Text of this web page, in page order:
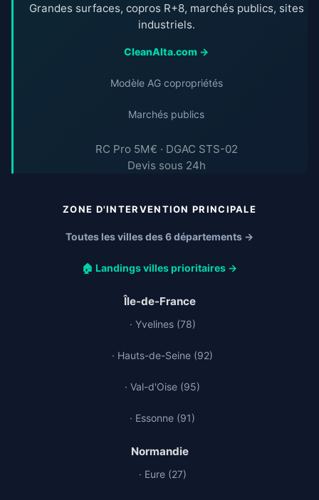
Grandes surfaces, copros R+8, marchés publics, sites
industriels.
CleanAlta.com →
Modèle AG copropriétés
Marchés publics
RC Pro 5M€ · DGAC STS-02
Devis sous 24h
ZONE D'INTERVENTION PRINCIPALE
Toutes les villes des 6 départements →
🏠 Landings villes prioritaires →
Île-de-France
· Yvelines (78)
· Hauts-de-Seine (92)
· Val-d'Oise (95)
· Essonne (91)
Normandie
· Eure (27)